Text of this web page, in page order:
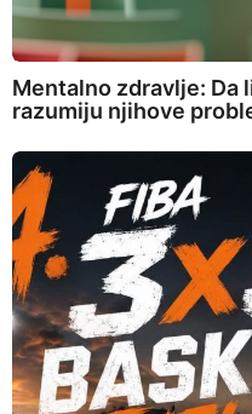
Mentalno zdravlje: Da
razumiju njihove